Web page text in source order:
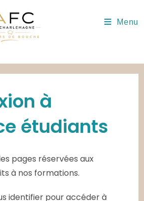
Menu
à
étudiants
pages réservées aux
à nos formations.
identifier pour accéder à